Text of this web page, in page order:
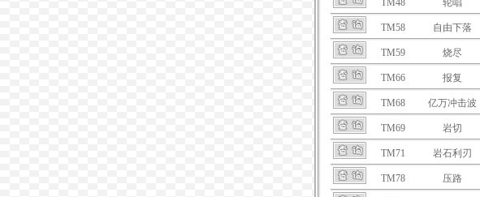
TM48 轮唱
TM58 自由下落
TM59 烧尽
TM66 报复
TM68 亿万冲击波
TM69 岩切
TM71 岩石利刃
TM78 压路